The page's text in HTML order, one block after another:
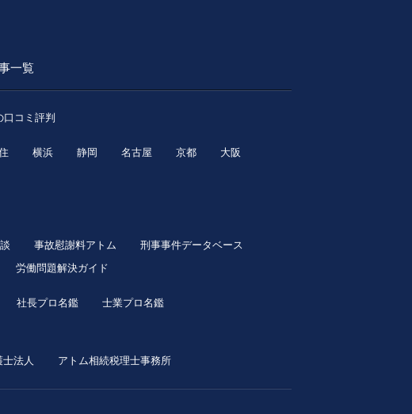
一覧
コミ評判
横浜 静岡 名古屋 京都
大阪
事故慰謝料アトム
刑事事件データベース
労働問題解決ガイド
社長プロ名鑑
士業プロ名鑑
法人 アトム相続税理士事務所